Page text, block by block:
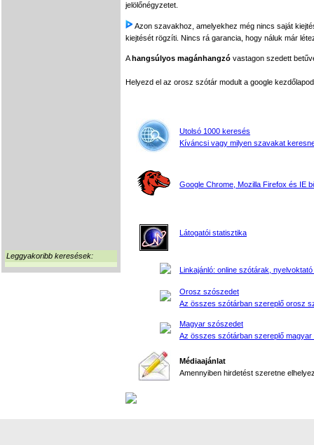
Leggyakoribb keresések:
jelölőnégyzetet.
Azon szavakhoz, amelyekhez még nincs saját
kiejtését rögzíti. Nincs rá garancia, hogy náluk már
Ahangsúlyos magánhangzó vastagon szedett
Helyezd el az orosz szótár modult a google
Utolsó 1000 keresés
Kíváncsi vagy milyen szavakat
Google Chrome, Mozilla Firefox és IE
Látogatói statisztika
Linkajánló: online szótárak, nyelvoktató
Orosz szószedet
Az összes szótárban szereplő orosz
Magyar szószedet
Az összes szótárban szereplő magyar
Médiaajánlat
Amennyiben hirdetést szeretne